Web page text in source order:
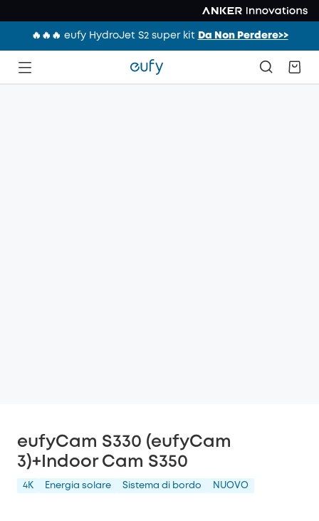
🔥🔥🔥 eufy HydroJet S2 super kit Da Non Perdere>>
eufyCam S330 (eufyCam
3)+Indoor Cam S350
4K Energia solare Sistema di bordo NUOVO